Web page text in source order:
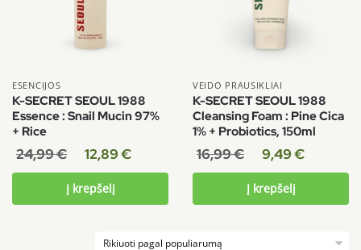
ESENCIJOS
K-SECRET SEOUL 1988
Essence : Snail Mucin 97%
+ Rice
24,99€ 12,89€
Į krepšelį
VEIDO PRAUSIKLIAI
K-SECRET SEOUL 1988
Cleansing Foam : Pine Cica
1% + Probiotics, 150ml
16,99€ 9,49€
Į krepšelį